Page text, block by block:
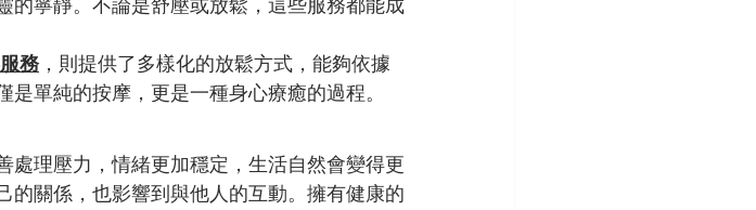
的寧靜。不論是舒壓或放鬆，這些服務都能成
務 ，則提供了多樣化的放鬆方式，能夠依據
單純的按摩，更是一種身心療癒的過程。
處理壓力，情緒更加穩定，生活自然會變得更
的關係，也影響到與他人的互動。擁有健康的